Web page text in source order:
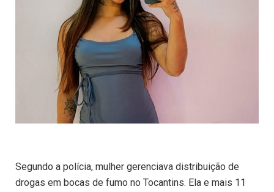
Segundo a polícia, mulher gerenciava distribuição de
drogas em bocas de fumo no Tocantins. Ela e mais 11